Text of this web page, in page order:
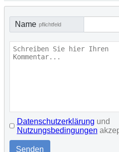
Name pflichtfeld
Datenschutzerklärung und
Nutzungsbedingungen
Senden